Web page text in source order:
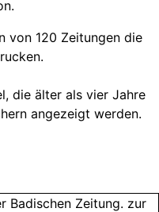
von 120 Zeitungen die
die älter als vier Jahre
angezeigt werden.